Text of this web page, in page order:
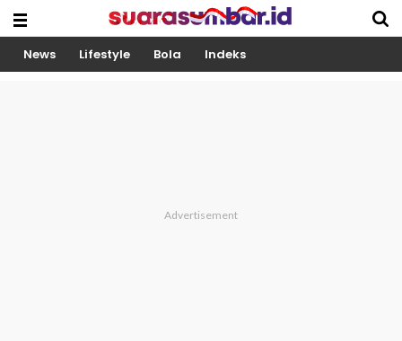
News Lifestyle Bola Indeks